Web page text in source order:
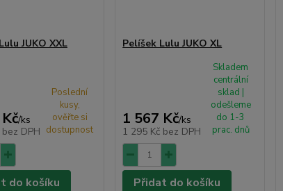
JUKO XXL
/ks
bez DPH
Poslední
kusy,
ověřte si
dostupnost
do košíku
Pelíšek Lulu JUKO XL
1 567 Kč/ks
1 295 Kč bez DPH
Skladem
centrální
sklad |
odešleme
do 1-3
prac. dnů
Přidat do košíku